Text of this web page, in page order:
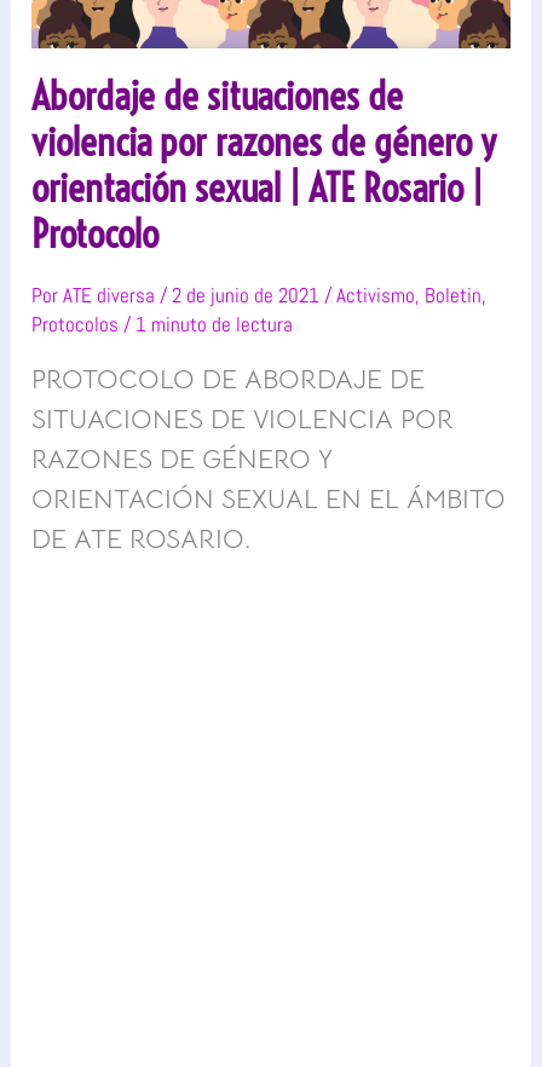
Abordaje de situaciones de
violencia por razones de género y
orientación sexual | ATE Rosario |
Protocolo
PorATE diversa/2 de junio de 2021/Activismo, Boletin,
Protocolos / 1 minuto de lectura
PROTOCOLO DE ABORDAJE DE
SITUACIONES DE VIOLENCIA POR
RAZONES DE GÉNERO Y
ORIENTACIÓN SEXUAL EN EL ÁMBITO
DE ATE ROSARIO.